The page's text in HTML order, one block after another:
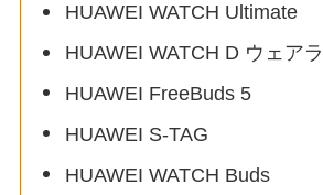
HUAWEI WATCH Ultimate
HUAWEI WATCH D ウェア
HUAWEI FreeBuds 5
HUAWEI S-TAG
HUAWEI WATCH Buds